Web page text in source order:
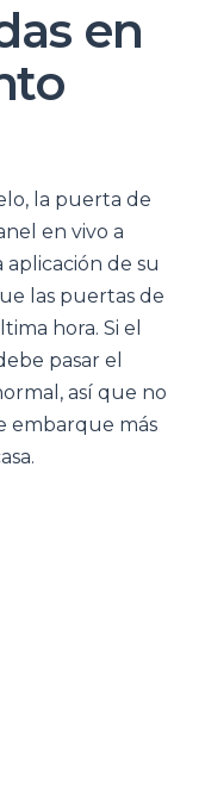
en
la puerta de
en vivo a
de su
las puertas de
hora. Si el
pasar el
así que no
embarque más